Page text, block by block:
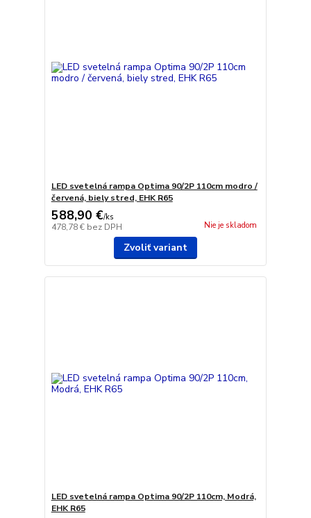
LED svetelná rampa Optima 90/2P 110cm modro /
červená, biely stred, EHK R65
588,90 €/ks
478,78 € bez DPH Nie je skladom
Zvoliť variant
LED svetelná rampa Optima 90/2P 110cm, Modrá,
EHK R65